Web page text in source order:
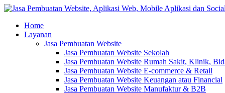
Home
Layanan
Jasa Pembuatan Website
Jasa Pembuatan Website Sekolah
Jasa Pembuatan Website Rumah Sakit, Klinik,
Jasa Pembuatan Website E-commerce & Retail
Jasa Pembuatan Website Keuangan atau Financial
Jasa Pembuatan Website Manufaktur & B2B